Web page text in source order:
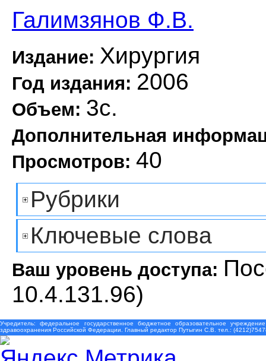
Галимзянов Ф.В.
Издание: Хирургия
Год издания: 2006
Объем: 3с.
Дополнительная
Просмотров: 40
Рубрики
Ключевые слова
Ваш уровень доступа:
10.4.131.96)
Учредитель: федеральное государственное бюджетное образовательное
здравоохранения Российской Федерации. Главный редактор Путыгин С.В. тел.: